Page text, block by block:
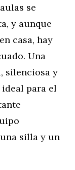
se
y aunque
casa, hay
Una
silenciosa y
para el
silla y un